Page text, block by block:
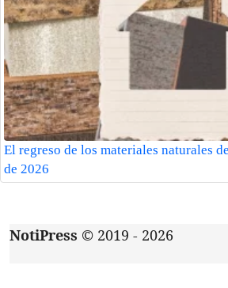
El regreso de los materiales naturales
de 2026
NotiPress © 2019 - 2026